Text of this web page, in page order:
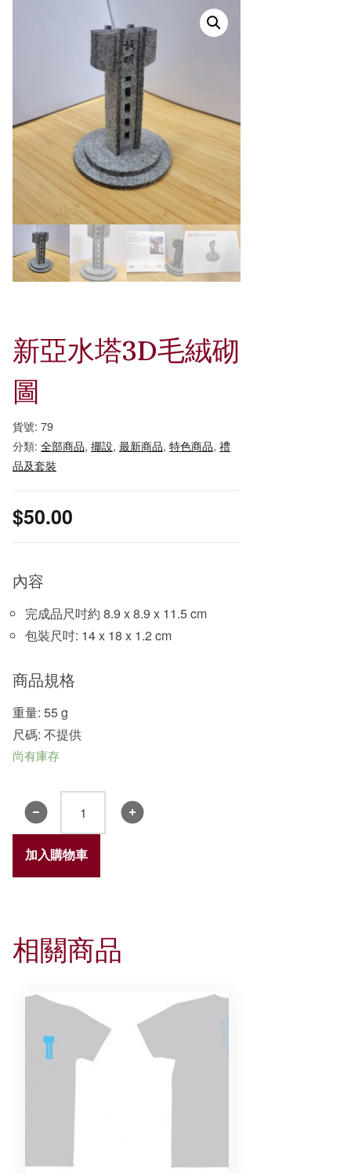
新亞水塔3D毛絨砌
圖
貨號: 79
分類: 全部商品, 擺設, 最新商品, 特色商品, 禮
品及套裝
$50.00
內容
完成品尺吋約 8.9 x 8.9 x 11.5 cm
包裝尺吋: 14 x 18 x 1.2 cm
商品規格
重量: 55 g
尺碼: 不提供
尚有庫存
水
塔
砌
加入購物車
相關商品